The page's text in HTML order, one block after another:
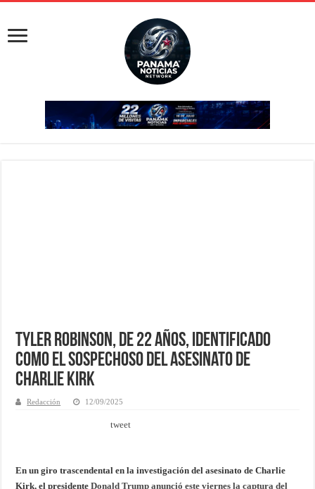
Tyler Robinson, de 22 años, identificado
como el sospechoso del asesinato de
Charlie Kirk
Redacción 12/09/2025
tweet
En un giro trascendental en la investigación del asesinato de Charlie
Kirk, el presidenteDonald Trump anunció este viernes la captura del